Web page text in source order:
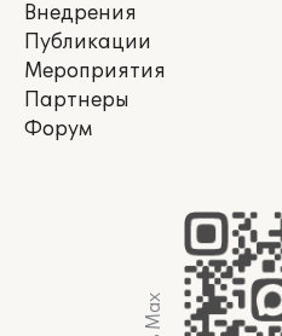
Внедрения
Публикации
Мероприятия
Партнеры
Форум